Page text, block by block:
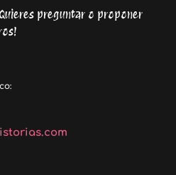
preguntar o proponer